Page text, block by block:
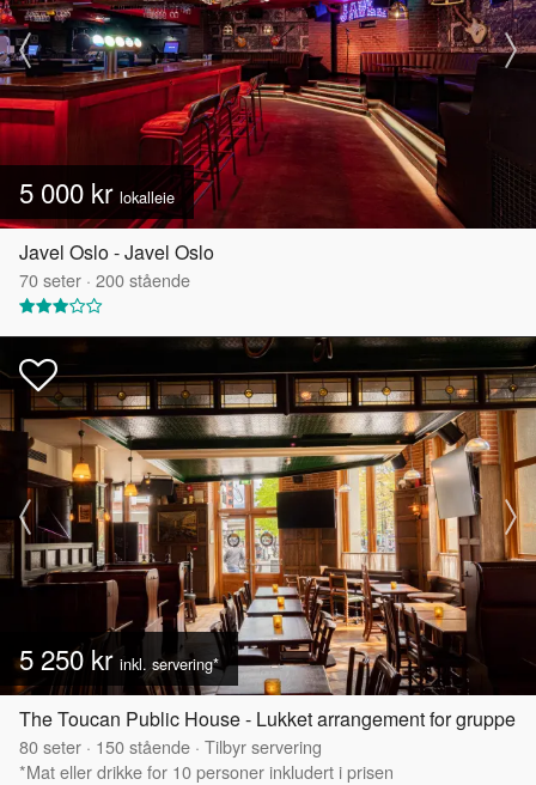
5 000 kr lokalleie
Javel Oslo - Javel Oslo
70seter · 200stående
5 250 kr inkl. servering*
The Toucan Public House - Lukket arrangement for gruppe
80seter · 150stående · Tilbyr servering
*Mat eller drikke for 10 personer inkludert i prisen